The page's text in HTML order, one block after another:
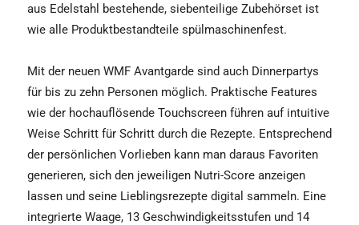
aus Edelstahl bestehende, siebenteilige Zubehörset ist
wie alle Produktbestandteile spülmaschinenfest.
Mit der neuen WMF Avantgarde sind auch Dinnerpartys
für bis zu zehn Personen möglich. Praktische Features
wie der hochauflösende Touchscreen führen auf intuitive
Weise Schritt für Schritt durch die Rezepte. Entsprechend
der persönlichen Vorlieben kann man daraus Favoriten
generieren, sich den jeweiligen Nutri-Score anzeigen
lassen und seine Lieblingsrezepte digital sammeln. Eine
integrierte Waage, 13 Geschwindigkeitsstufen und 14